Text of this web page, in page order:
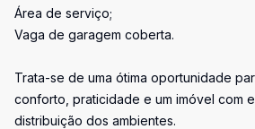
Área de serviço;
Vaga de garagem coberta.
Trata-se de uma ótima oportunidade
conforto, praticidade e um imóvel com
distribuição dos ambientes.